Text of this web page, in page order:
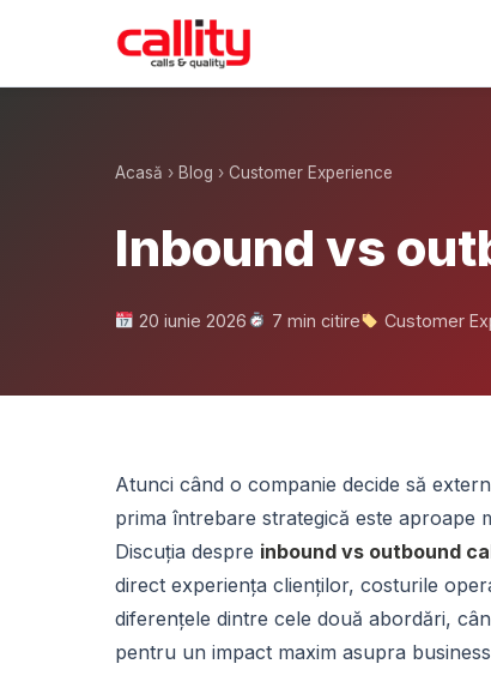
Acasă › Blog › Customer Experience
Inbound vs
20 iunie 2026 7 min citire Customer
Atunci când o companie decide să
prima întrebare strategică este aproape
Discuția despre inbound vs outbound
direct experiența clienților, costurile
diferențele dintre cele două abordări,
pentru un impact maxim asupra